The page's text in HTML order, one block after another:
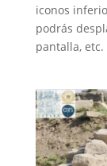
iconos
podrás
pantalla, etc.